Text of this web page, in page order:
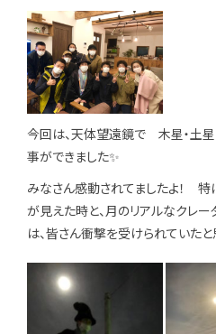
今回は、天体望遠鏡で 木星・土星
事ができました✨
みなさん感動されてましたよ！ 特
が見えた時と、月のリアルなクレ
は、皆さん衝撃を受けられていた